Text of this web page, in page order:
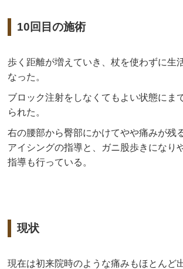
10回目の施術
歩く距離が増えていき、杖を使わずに生
なった。
ブロック注射をしなくてもよい状態にま
られた。
右の腰部から臀部にかけてやや痛みが残
アイシングの指導と、ガニ股歩きになり
指導も行っている。
現状
現在は初来院時のような痛みもほとんど